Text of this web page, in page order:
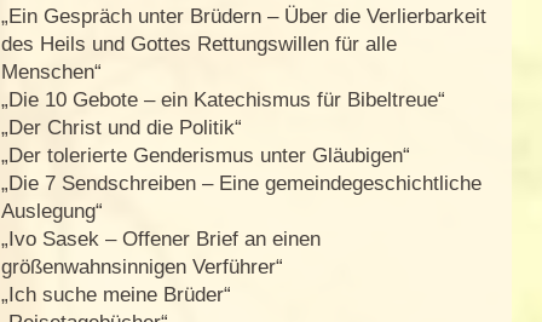
„Ein Gespräch unter Brüdern – Über die Verlierbarkeit
des Heils und Gottes Rettungswillen für alle
Menschen“
„Die 10 Gebote – ein Katechismus für Bibeltreue“
„Der Christ und die Politik“
„Der tolerierte Genderismus unter Gläubigen“
„Die 7 Sendschreiben – Eine gemeindegeschichtliche
Auslegung“
„Ivo Sasek – Offener Brief an einen
größenwahnsinnigen Verführer“
„Ich suche meine Brüder“